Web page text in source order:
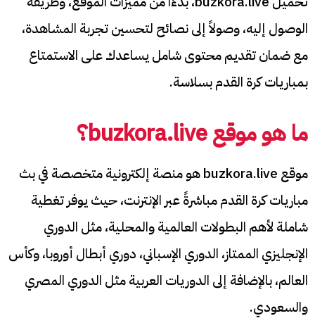
الوصول إليه، وصولاً إلى نصائح لتحسين تجربة المشاهدة،
مع ضمان تقديم محتوى شامل يساعدك على الاستمتاع
بمباريات كرة القدم بسلاسة.
ما هو موقع buzkora.live؟
موقع buzkora.live هو منصة إلكترونية متخصصة في بث
مباريات كرة القدم مباشرةً عبر الإنترنت، حيث يوفر تغطية
شاملة لأهم البطولات العالمية والمحلية، مثل الدوري
الإنجليزي الممتاز، الدوري الإسباني، دوري أبطال أوروبا، وكأس
العالم، بالإضافة إلى الدوريات العربية مثل الدوري المصري
والسعودي.